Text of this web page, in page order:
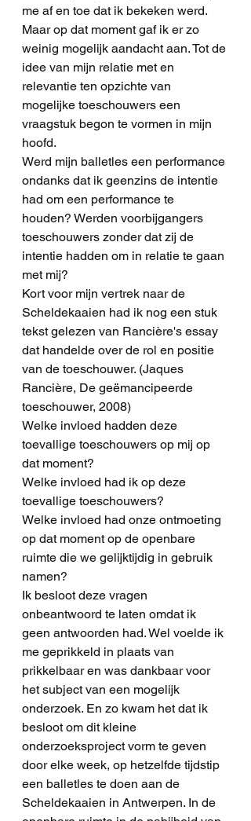
me af en toe dat ik bekeken werd.
Maar op dat moment gaf ik er zo
weinig mogelijk aandacht aan. Tot de
idee van mijn relatie met en
relevantie ten opzichte van
mogelijke toeschouwers een
vraagstuk begon te vormen in mijn
hoofd.
Werd mijn balletles een performance
ondanks dat ik geenzins de intentie
had om een performance te
houden? Werden voorbijgangers
toeschouwers zonder dat zij de
intentie hadden om in relatie te gaan
met mij?
Kort voor mijn vertrek naar de
Scheldekaaien had ik nog een stuk
tekst gelezen van Rancière's essay
dat handelde over de rol en positie
van de toeschouwer. (Jaques
Rancière, De geëmancipeerde
toeschouwer, 2008)
Welke invloed hadden deze
toevallige toeschouwers op mij op
dat moment?
Welke invloed had ik op deze
toevallige toeschouwers?
Welke invloed had onze ontmoeting
op dat moment op de openbare
ruimte die we gelijktijdig in gebruik
namen?
Ik besloot deze vragen
onbeantwoord te laten omdat ik
geen antwoorden had. Wel voelde ik
me geprikkeld in plaats van
prikkelbaar en was dankbaar voor
het subject van een mogelijk
onderzoek. En zo kwam het dat ik
besloot om dit kleine
onderzoeksproject vorm te geven
door elke week, op hetzelfde tijdstip
een balletles te doen aan de
Scheldekaaien in Antwerpen. In de